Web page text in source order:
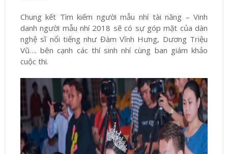
Chung kết Tìm kiếm người mẫu nhí tài năng – Vinh
danh người mẫu nhí 2018 sẽ có sự góp mặt của dàn
nghệ sĩ nổi tiếng như Đàm Vĩnh Hưng, Dương Triệu
Vũ…. bên cạnh các thí sinh nhí cùng ban giám khảo
cuộc thi.